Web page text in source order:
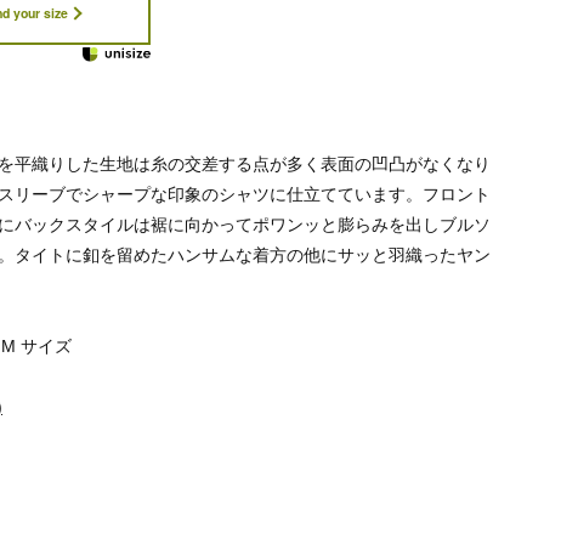
your size
平織りした生地は糸の交差する点が多く表面の凹凸がなくなり
リーブでシャープな印象のシャツに仕立てています。フロント
バックスタイルは裾に向かってポワンッと膨らみを出しブルソ
タイトに釦を留めたハンサムな着方の他にサッと羽織ったヤン
サイズ